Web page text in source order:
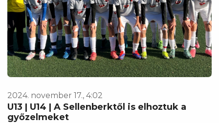
2024. november 17., 4:02
U13 | U14 | A Sellenberktől is elhoztuk a
győzelmeket